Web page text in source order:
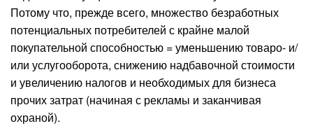
Потому что, прежде всего, множество безработных
потенциальных потребителей с крайне малой
покупательной способностью = уменьшению товаро- и/
или услугооборота, снижению надбавочной стоимости
и увеличению налогов и необходимых для бизнеса
прочих затрат (начиная с рекламы и заканчивая
охраной).